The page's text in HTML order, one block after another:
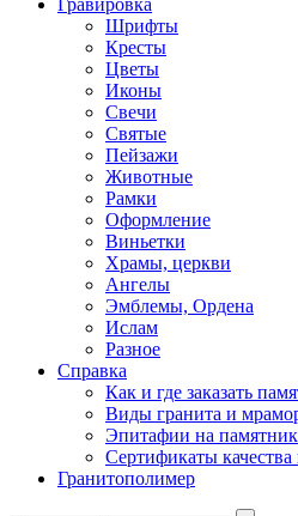
Гравировка
Шрифты
Кресты
Цветы
Иконы
Свечи
Святые
Пейзажи
Животные
Рамки
Оформление
Виньетки
Храмы, церкви
Ангелы
Эмблемы, Ордена
Ислам
Разное
Справка
Как и где заказать
Виды гранита и
Эпитафии на памятник
Сертификаты качества
Гранитополимер